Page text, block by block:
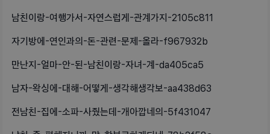
남친이랑-여행가서-자연스럽게-관계가지-2105c811
자기방에-연인과의-돈-관련-문제-올라-f967932b
만난지-얼마-안-된-남친이랑-자녀-계-da405ca5
남자-왁싱에-대해-어떻게-생각해생각보-aa438d63
전남친-집에-소파-사줬는데-개아깝네의-5f431047